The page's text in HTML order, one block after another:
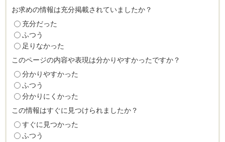
お求めの情報は充分掲載されていましたか？
充分だった
ふつう
足りなかった
このページの内容や表現は分かりやすかったですか？
分かりやすかった
ふつう
分かりにくかった
この情報はすぐに見つけられましたか？
すぐに見つかった
ふつう